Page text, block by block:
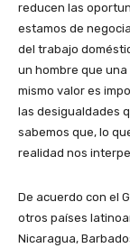
reducen las
estamos de
del trabajo
un hombre que
mismo valor es
las desigualdades
sabemos que, lo
realidad nos
De acuerdo con el
otros países
Nicaragua,